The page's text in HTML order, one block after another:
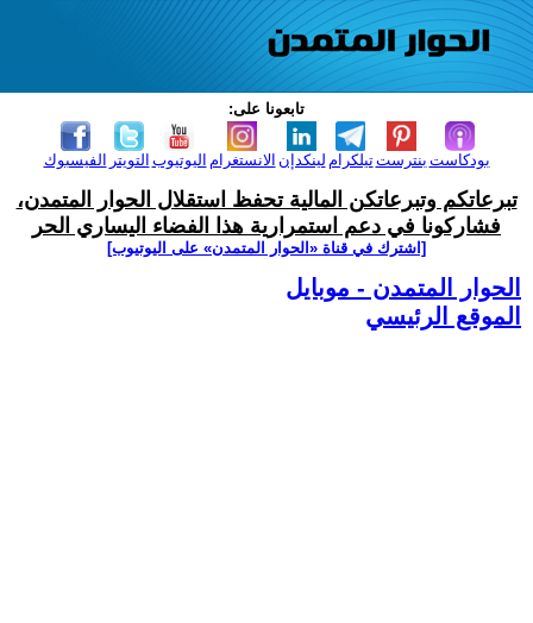
تابعونا على:
الفيسبوك التويتر اليوتيوب الانستغرام لينكدإن تيلكرامبنترست بودكاست
تبرعاتكم وتبرعاتكن المالية تحفظ استقلال الحوار المتمدن،
فشاركونا في دعم استمرارية هذا الفضاء اليساري الحر
[اشترك في قناة ‫«الحوار المتمدن» على اليوتيوب]
الحوار المتمدن - موبايل
الموقع الرئيسي